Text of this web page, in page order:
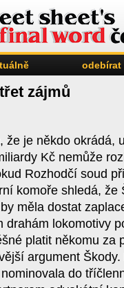
odebírat
zájmů
že je někdo okrádá,
Kč nemůže
Rozhodčí soud
komoře shledá, že
měla dostat
drahám lokomotivy
platit někomu za
argument Škody.
do